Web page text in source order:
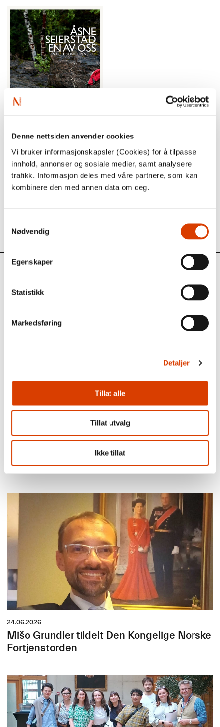
Denne nettsiden anvender cookies
Vi bruker informasjonskapsler (Cookies) for å tilpasse
innhold, annonser og sosiale medier, samt analysere
trafikk. Informasjon deles med våre partnere, som kan
kombinere den med annen data om deg.
Nødvendig
Egenskaper
Statistikk
Markedsføring
Detaljer
Tillat alle
Tillat utvalg
Ikke tillat
En av osskom ut p​å Kagge Forlag h​ø​sten 2013.​​
- Det er fantastisk ​å f​ø​lge ​Å​sne Seierstads fremragende
og sv​æ​rt viktige bok p​å vei ut i verden. Mottagelsen i
Lucy Moffatt - Månedens oversetter
24.06.2026
Mišo Grundler tildelt Den Kongelige Norske
Fortjenstorden